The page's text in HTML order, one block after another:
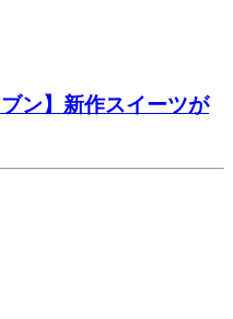
ン】新作スイーツが